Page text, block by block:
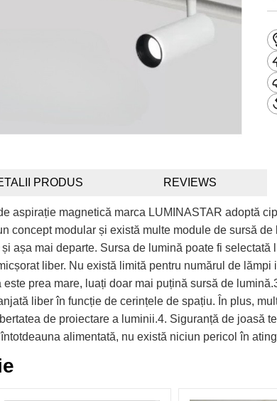
PRODUS REVIEWS
aspirație magnetică marca LUMINASTAR adoptă
concept modular și există multe module de sursă
așa mai departe. Sursa de lumină poate fi
liber. Nu există limită pentru numărul de
prea mare, luați doar mai puțină sursă de
liber în funcție de cerințele de spațiu. În plus,
de proiectare a luminii.4. Siguranță de
alimentată, nu există niciun pericol în